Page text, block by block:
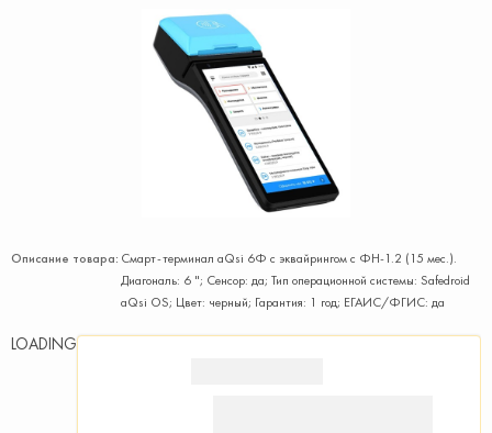
Описание товара: Смарт-терминал aQsi 6Ф с эквайрингом с ФН-1.2 (15 мес.).
Диагональ: 6 "; Сенсор: да; Тип операционной системы: Safedroid
aQsi OS; Цвет: черный; Гарантия: 1 год; ЕГАИС/ФГИС: да
LOADING